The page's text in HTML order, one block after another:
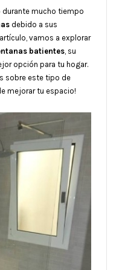
durante mucho tiempo
debido a sus
vamos a explorar
batientes , su
opción para tu hogar.
sobre este tipo de
mejorar tu espacio!